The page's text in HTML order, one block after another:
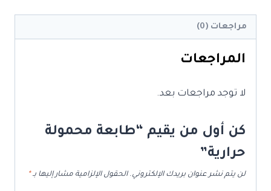
مراجعات (0)
المراجعات
لا توجد مراجعات بعد.
كن أول من يقيم “طابعة محمولة
حرارية”
لن يتم نشر عنوان بريدك الإلكتروني. الحقول الإلزامية مشار إليها بـ*